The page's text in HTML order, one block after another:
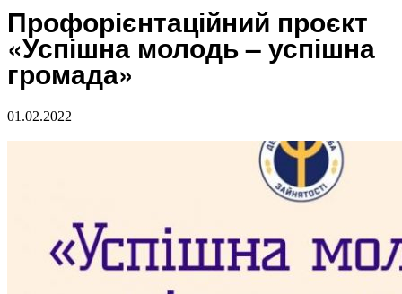
Профорієнтаційний проєкт
«Успішна молодь – успішна
громада»
01.02.2022